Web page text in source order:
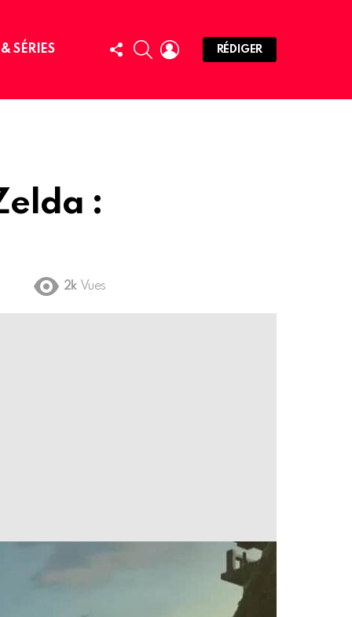
SÉRIES
FOLLOW
US
SEARCHLOGIN
RÉDIGER
:
2k Vues